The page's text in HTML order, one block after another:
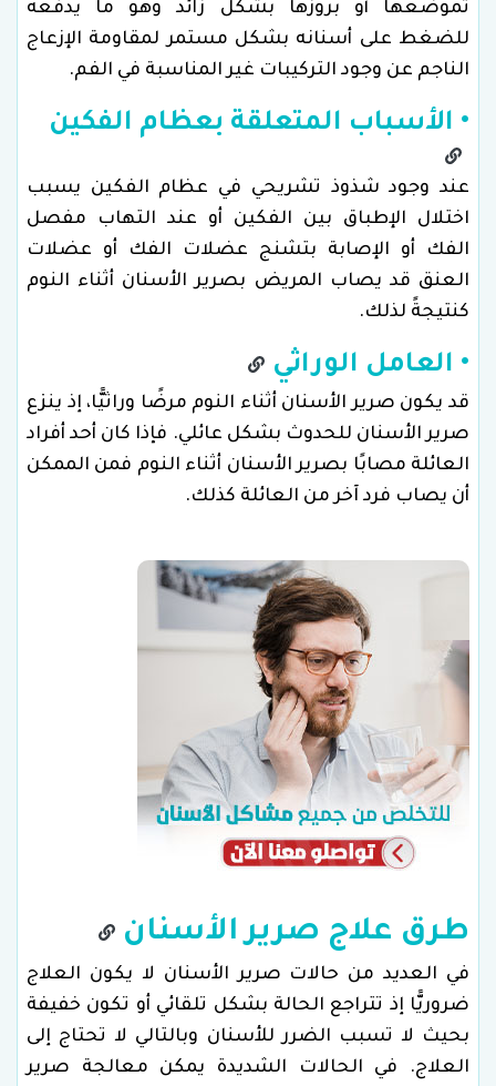
تموضعها أو بروزها بشكل زائد وهو ما يدفعه
للضغط على أسنانه بشكل مستمر لمقاومة الإزعاج
الناجم عن وجود التركيبات غير المناسبة في الفم.
• الأسباب المتعلقة بعظام الفكين
عند وجود شذوذ تشريحي في عظام الفكين يسبب
اختلال الإطباق بين الفكين أو عند التهاب مفصل
الفك أو الإصابة بتشنج عضلات الفك أو عضلات
العنق قد يصاب المريض بصرير الأسنان أثناء النوم
كنتيجةً لذلك.
• العامل الوراثي
قد يكون صرير الأسنان أثناء النوم مرضًا وراثيًّا، إذ ينزع
صرير الأسنان للحدوث بشكل عائلي. فإذا كان أحد أفراد
العائلة مصابًا بصرير الأسنان أثناء النوم فمن الممكن
أن يصاب فرد آخر من العائلة كذلك.
طرق علاج صرير الأسنان
في العديد من حالات صرير الأسنان لا يكون العلاج
ضروريًّا إذ تتراجع الحالة بشكل تلقائي أو تكون خفيفة
بحيث لا تسبب الضرر للأسنان وبالتالي لا تحتاج إلى
العلاج. في الحالات الشديدة يمكن معالجة صرير